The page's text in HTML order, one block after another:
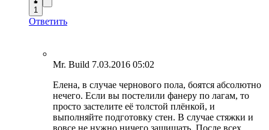
1
Ответить
Mr. Build 7.03.2016 05:02
Елена, в случае чернового пола, боятся абсолютно
нечего. Если вы постелили фанеру по лагам, то
просто застелите её толстой плёнкой, и
выполняйте подготовку стен. В случае стяжки и